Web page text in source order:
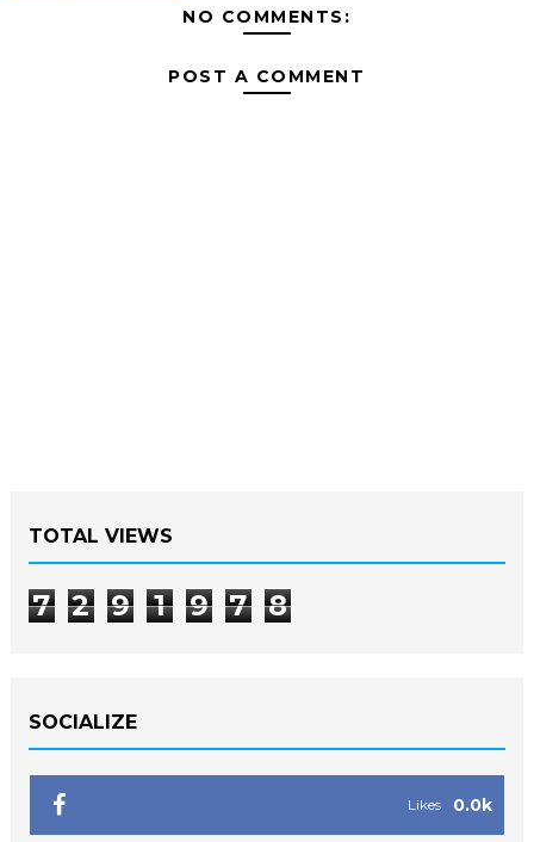
NO COMMENTS:
POST A COMMENT
TOTAL VIEWS
7 2 9 1 9 7 8
SOCIALIZE
0.0k
Likes